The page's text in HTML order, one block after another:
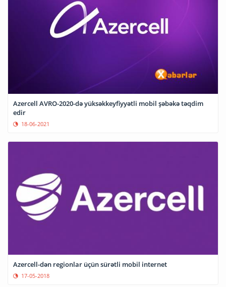
Azercell AVRO-2020-də yüksəkkeyfiyyətli mobil şəbəkə təqdim
edir
18-06-2021
Azercell-dən regionlar üçün sürətli mobil internet
17-05-2018